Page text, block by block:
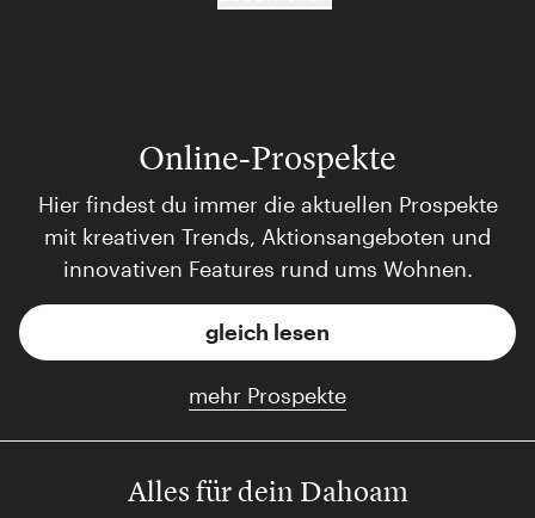
Online-Prospekte
Hier findest du immer die aktuellen Prospekte
mit kreativen Trends, Aktionsangeboten und
innovativen Features rund ums Wohnen.
gleich lesen
mehr Prospekte
Alles für dein Dahoam